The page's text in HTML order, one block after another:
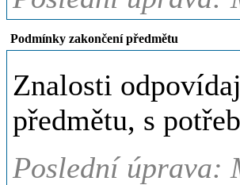
Podmínky zakončení předmětu
Znalosti
předmětu, s
Poslední úprava: